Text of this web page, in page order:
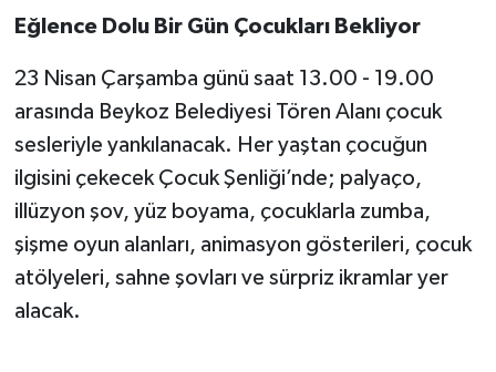
Eğlence Dolu Bir Gün Çocukları Bekliyor
23 Nisan Çarşamba günü saat 13.00 - 19.00
arasında Beykoz Belediyesi Tören Alanı çocuk
sesleriyle yankılanacak. Her yaştan çocuğun
ilgisini çekecek Çocuk Şenliği’nde; palyaço,
illüzyon şov, yüz boyama, çocuklarla zumba,
şişme oyun alanları, animasyon gösterileri, çocuk
atölyeleri, sahne şovları ve sürpriz ikramlar yer
alacak.